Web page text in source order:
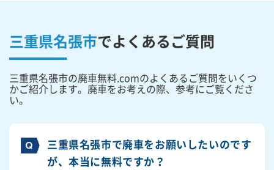
三重県名張市でよくあるご質問
三重県名張市の廃車無料.comのよくあるご質問をいくつ
かご紹介します。廃車をお考えの際、参考にご覧くださ
い。
三重県名張市で廃車をお願いしたいのです
が、本当に無料ですか？